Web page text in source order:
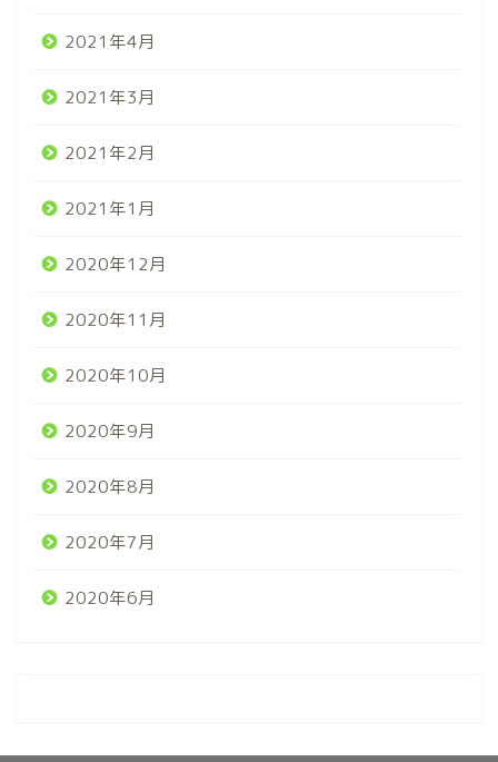
2021年4月
2021年3月
2021年2月
2021年1月
2020年12月
2020年11月
2020年10月
2020年9月
2020年8月
2020年7月
2020年6月